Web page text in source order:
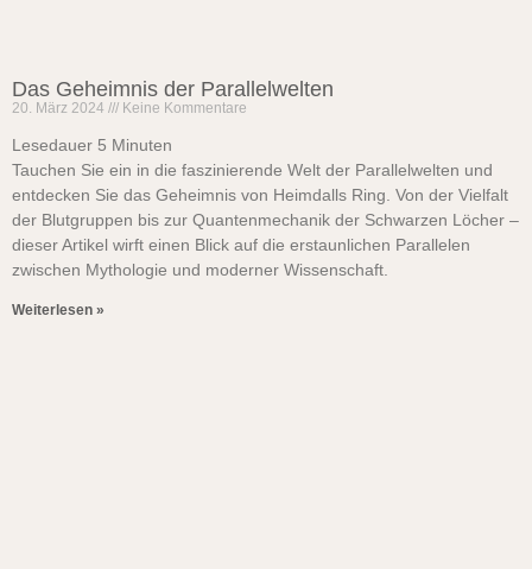
Das Geheimnis der Parallelwelten
20. März 2024 Keine Kommentare
Lesedauer 5 Minuten
Tauchen Sie ein in die faszinierende Welt der Parallelwelten und
entdecken Sie das Geheimnis von Heimdalls Ring. Von der Vielfalt
der Blutgruppen bis zur Quantenmechanik der Schwarzen Löcher –
dieser Artikel wirft einen Blick auf die erstaunlichen Parallelen
zwischen Mythologie und moderner Wissenschaft.
Weiterlesen »